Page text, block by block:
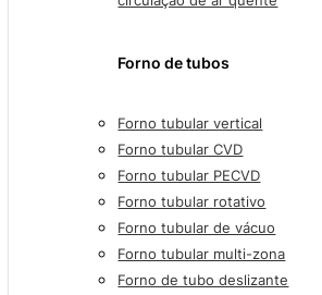
Forno de tubos
Forno tubular vertical
Forno tubular CVD
Forno tubular PECVD
Forno tubular rotativo
Forno tubular de vácuo
Forno tubular multi-zona
Forno de tubo deslizante